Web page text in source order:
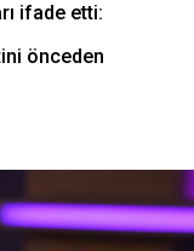
ifade etti:
önceden